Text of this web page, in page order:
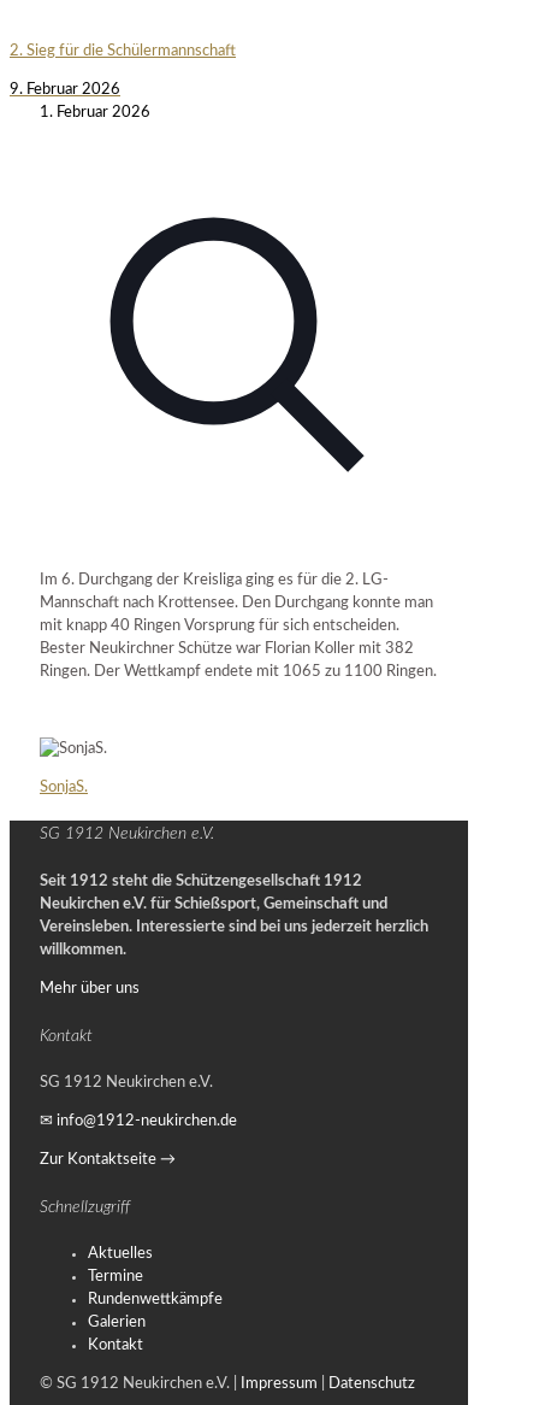
2. Sieg für die Schülermannschaft
9. Februar 2026
1. Februar 2026
Im 6. Durchgang der Kreisliga ging es für die 2. LG-
Mannschaft nach Krottensee. Den Durchgang konnte man
mit knapp 40 Ringen Vorsprung für sich entscheiden.
Bester Neukirchner Schütze war Florian Koller mit 382
Ringen. Der Wettkampf endete mit 1065 zu 1100 Ringen.
SonjaS.
SG 1912 Neukirchen e.V.
Seit 1912 steht die Schützengesellschaft 1912
Neukirchen e.V. für Schießsport, Gemeinschaft und
Vereinsleben. Interessierte sind bei uns jederzeit herzlich
willkommen.
Mehr über uns
Kontakt
SG 1912 Neukirchen e.V.
✉ info@1912-neukirchen.de
Zur Kontaktseite →
Schnellzugriff
Aktuelles
Termine
Rundenwettkämpfe
Galerien
Kontakt
© SG 1912 Neukirchen e.V. | Impressum Datenschutz